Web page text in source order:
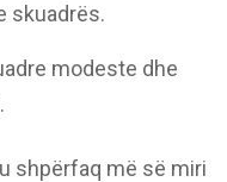
skuadrës.
modeste dhe
shpërfaq më së miri